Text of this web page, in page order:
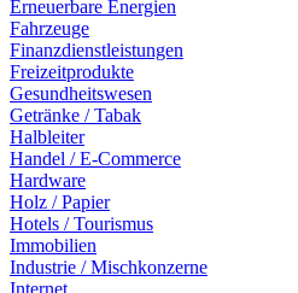
Erneuerbare Energien
Fahrzeuge
Finanzdienstleistungen
Freizeitprodukte
Gesundheitswesen
Getränke / Tabak
Halbleiter
Handel / E-Commerce
Hardware
Holz / Papier
Hotels / Tourismus
Immobilien
Industrie / Mischkonzerne
Internet